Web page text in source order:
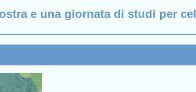
e una giornata di studi per